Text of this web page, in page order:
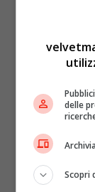
delle
Scopri